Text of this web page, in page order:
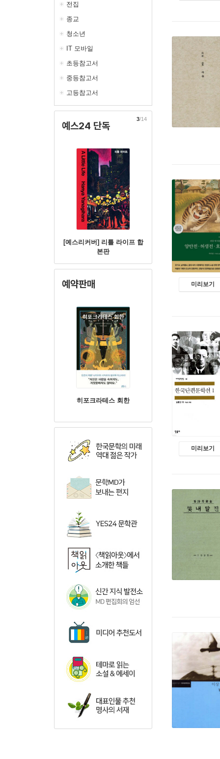
전집
종교
청소년
IT 모바일
초등참고서
중등참고서
고등참고서
예스24 단독
[예스리커버] 리틀 라이프 합
본판
3/14
예약판매
히포크라테스 회한
미리보기
미리보기